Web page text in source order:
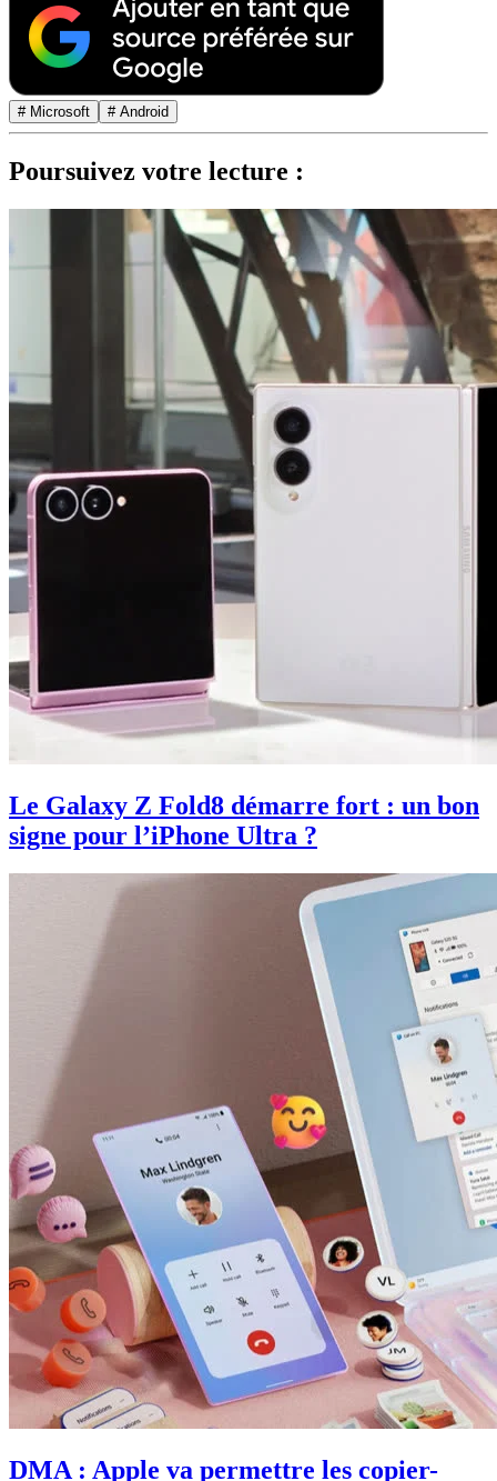
# Microsoft # Android
Poursuivez votre lecture :
Le Galaxy Z Fold8 démarre fort : un bon
signe pour l’iPhone Ultra ?
DMA : Apple va permettre les copier-